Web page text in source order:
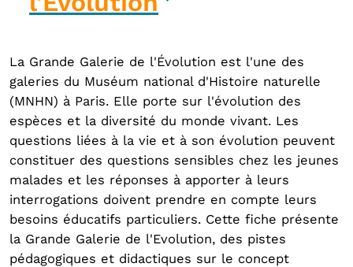
La Grande Galerie de l'Évolution est l'une des
galeries du Muséum national d'Histoire naturelle
(MNHN) à Paris. Elle porte sur l'évolution des
espèces et la diversité du monde vivant. Les
questions liées à la vie et à son évolution peuvent
constituer des questions sensibles chez les jeunes
malades et les réponses à apporter à leurs
interrogations doivent prendre en compte leurs
besoins éducatifs particuliers. Cette fiche présente
la Grande Galerie de l'Evolution, des pistes
pédagogiques et didactiques sur le concept